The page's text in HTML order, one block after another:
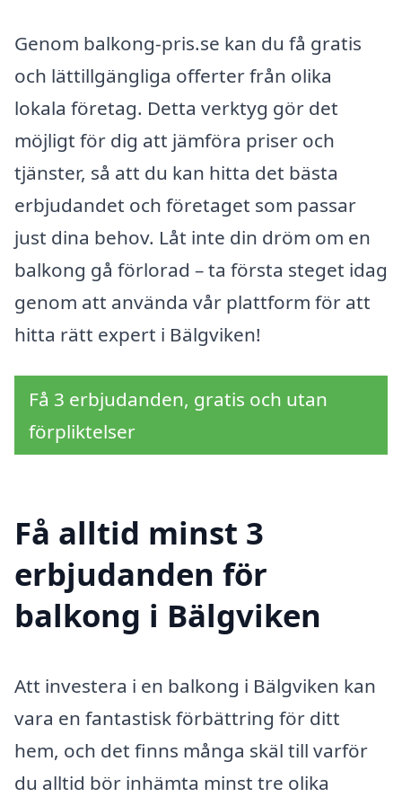
Genom balkong-pris.se kan du få gratis
och lättillgängliga offerter från olika
lokala företag. Detta verktyg gör det
möjligt för dig att jämföra priser och
tjänster, så att du kan hitta det bästa
erbjudandet och företaget som passar
just dina behov. Låt inte din dröm om en
balkong gå förlorad – ta första steget idag
genom att använda vår plattform för att
hitta rätt expert i Bälgviken!
Få 3 erbjudanden, gratis och utan
förpliktelser
Få alltid minst 3
erbjudanden för
balkong i Bälgviken
Att investera i en balkong i Bälgviken kan
vara en fantastisk förbättring för ditt
hem, och det finns många skäl till varför
du alltid bör inhämta minst tre olika